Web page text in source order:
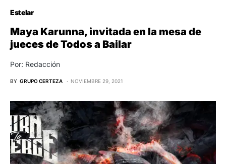
Estelar
Maya Karunna, invitada en la mesa de
jueces de Todos a Bailar
Por: Redacción
BY GRUPO CERTEZA NOVIEMBRE 29, 2021